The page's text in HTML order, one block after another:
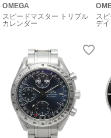
OMEGA
スピードマスター トリプル
カレンダー
ス
デイ